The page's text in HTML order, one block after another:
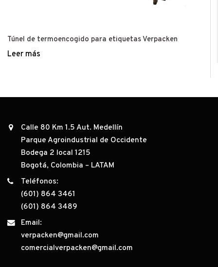
Túnel de termoencogido para etiquetas Verpacken
Leer más
Calle 80 Km 1.5 Aut. Medellín
Parque Agroindustrial de Occidente
Bodega 2 local 1215
Bogotá, Colombia – LATAM
Teléfonos:
(601) 864 3461
(601) 864 3489
Email:
verpacken@gmail.com
comercialverpacken@gmail.com